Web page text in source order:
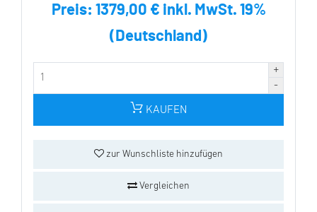
Preis: 1379,00 € inkl. MwSt. 19%
(Deutschland)
KAUFEN
zur Wunschliste hinzufügen
Vergleichen